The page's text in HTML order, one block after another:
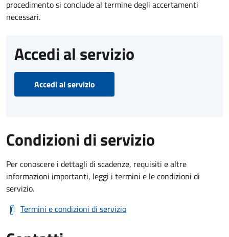
procedimento si conclude al termine degli accertamenti
necessari.
Accedi al servizio
Accedi al servizio
Condizioni di servizio
Per conoscere i dettagli di scadenze, requisiti e altre
informazioni importanti, leggi i termini e le condizioni di
servizio.
Termini e condizioni di servizio